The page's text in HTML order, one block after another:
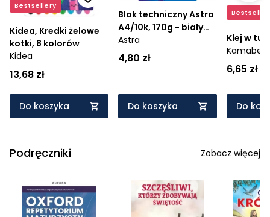
Bestsellery
Kidea, Kredki żelowe
kotki, 8 kolorów
Kidea
13,68 zł
Do koszyka
Blok techniczny Astra
A4/10k, 170g - biały
(106119004)
Astra
4,80 zł
Do koszyka
Klej w
Kamaben
6,65 zł
Do
Podręczniki Zobacz więcej